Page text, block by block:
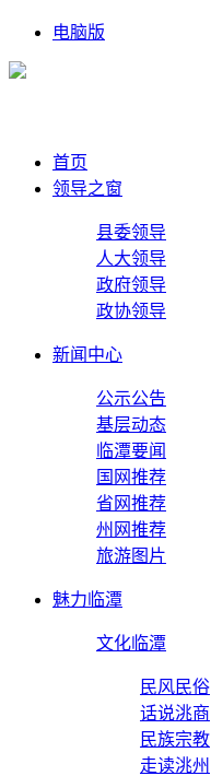
电脑版
首页
领导之窗
县委领导
人大领导
政府领导
政协领导
新闻中心
公示公告
基层动态
临潭要闻
国网推荐
省网推荐
州网推荐
旅游图片
魅力临潭
文化临潭
民风民俗
话说洮商
民族宗教
走读洮州